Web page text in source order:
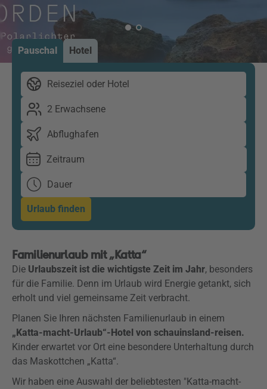
Pauschal Hotel
Reiseziel oder Hotel
2 Erwachsene
Abflughafen
Zeitraum
Dauer
Urlaub finden
Familienurlaub mit „Katta“
Die Urlaubszeit ist die wichtigste Zeit im Jahr, besonders
für die Familie. Denn im Urlaub wird Energie getankt, sich
erholt und viel gemeinsame Zeit verbracht.
Planen Sie Ihren nächsten Familienurlaub in einem
„Katta-macht-Urlaub“-Hotel von schauinsland-reisen.
Kinder erwartet vor Ort eine besondere Unterhaltung durch
das Maskottchen „Katta“.
Wir haben eine Auswahl der beliebtesten "Katta-macht-